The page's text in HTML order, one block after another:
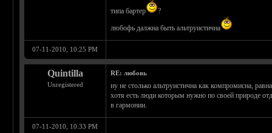
типа бартер
?
любофь далжна быть альтруистична
07-11-2010, 10:25 PM
Quintilla
Unregistered
RE: любовь
ну не столько альтруистична как компромисна,
хотя есть люди которым нужно по своей природе
в гармонии.
07-11-2010, 10:33 PM